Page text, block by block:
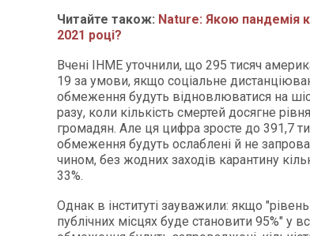
Читайте також: Nature: Якою пандемія
2021 році?
Вчені IHME уточнили, що 295 тисяч
19 за умови, якщо соціальне
обмеження будуть відновлюватися на
разу, коли кількість смертей досягне
громадян. Але ця цифра зросте до 391,7
обмеження будуть ослаблені й не
чином, без жодних заходів карантину
33%.
Однак в інституті зауважили: якщо
публічних місцях буде становити 95%" у